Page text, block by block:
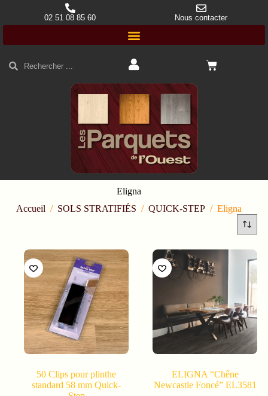
02 51 08 85 60 Nous contacter
Eligna
Accueil / SOLS STRATIFIÉS / QUICK-STEP / Eligna
50 Clips pour plinthe
standard 58 mm Quick-
ELIGNA “Chêne
Newcastle Foncé” EL3581